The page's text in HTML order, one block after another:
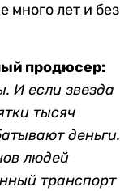
много лет и без
продюсер:
И если звезда
тысяч
деньги.
людей
транспорт